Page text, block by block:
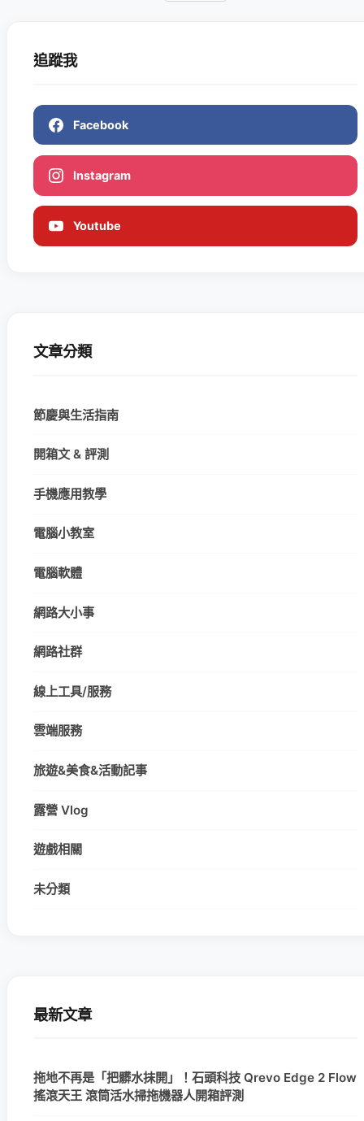
追蹤我
Facebook
Instagram
Youtube
文章分類
節慶與生活指南
開箱文 & 評測
手機應用教學
電腦小教室
電腦軟體
網路大小事
網路社群
線上工具/服務
雲端服務
旅遊&美食&活動記事
露營 Vlog
遊戲相關
未分類
最新文章
拖地不再是「把髒水抹開」！石頭科技 Qrevo Edge 2 Flow
搖滾天王 滾筒活水掃拖機器人開箱評測